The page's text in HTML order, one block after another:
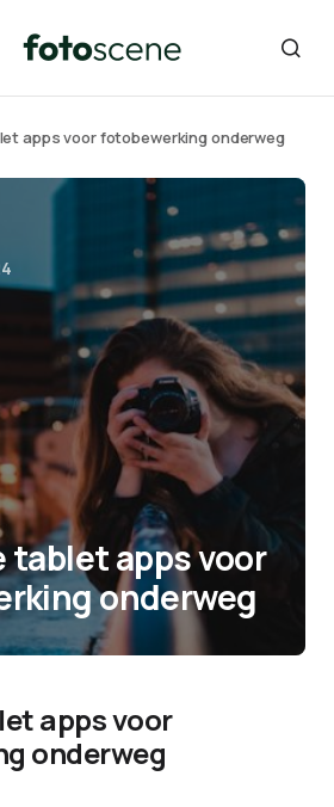
apps voor fotobewerking onderweg
tablet apps voor
onderweg
apps voor
onderweg